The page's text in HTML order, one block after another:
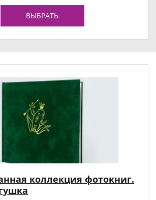
ВЫБРАТЬ
коллекция фотокниг.